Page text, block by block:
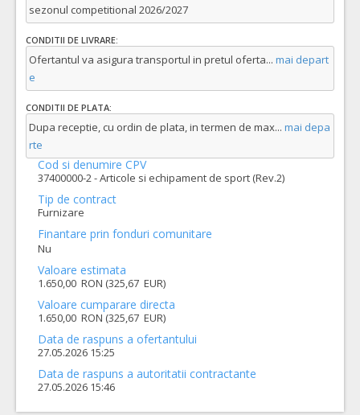
sezonul competitional 2026/2027
CONDITII DE LIVRARE:
Ofertantul va asigura transportul in pretul oferta... mai depart
e
CONDITII DE PLATA:
Dupa receptie, cu ordin de plata, in termen de max... mai depa
rte
Cod si denumire CPV
37400000-2 - Articole si echipament de sport (Rev.2)
Tip de contract
Furnizare
Finantare prin fonduri comunitare
Nu
Valoare estimata
1.650,00 RON (325,67 EUR)
Valoare cumparare directa
1.650,00 RON (325,67 EUR)
Data de raspuns a ofertantului
27.05.2026 15:25
Data de raspuns a autoritatii contractante
27.05.2026 15:46